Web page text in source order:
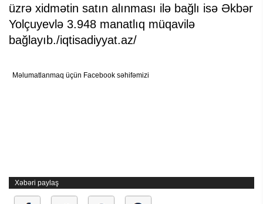
üzrə xidmətin satın alınması ilə bağlı isə Əkbər
Yolçuyevlə 3.948 manatlıq müqavilə
bağlayıb./iqtisadiyyat.az/
Məlumatlanmaq üçün Facebook səhifəmizi
Xəbəri paylaş